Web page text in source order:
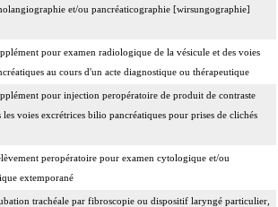
et/ou pancréaticographie [wirsungographie]
pour examen radiologique de la vésicule et des voies
au cours d'un acte diagnostique ou thérapeutique
pour injection peropératoire de produit de contraste
voies excrétrices bilio pancréatiques pour prises de clichés
peropératoire pour examen cytologique et/ou
extemporané
trachéale par fibroscopie ou dispositif laryngé particulier,